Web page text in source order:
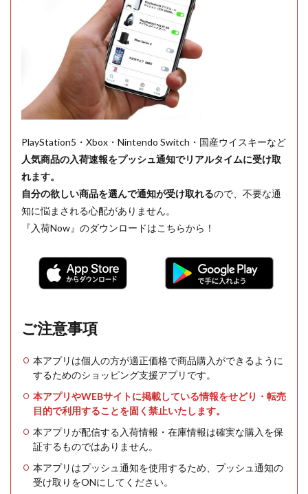
PlayStation5・Xbox・Nintendo Switch・国産ウイスキーなど
人気商品の入荷速報をプッシュ通知でリアルタイムに受け取
れます。
自分の欲しい商品を選んで通知が受け取れるので、不要な通
知に悩まされる心配がありません。
『入荷Now』のダウンロードはこちらから！
ご注意事項
本アプリは個人の方が適正価格で商品購入ができるように
するためのショッピング支援アプリです。
本アプリやWEBサイトに掲載している情報をせどり・転売
目的で利用することを固く禁止いたします。
本アプリが配信する入荷情報・在庫情報は確実な購入を保
証するものではありません。
本アプリはプッシュ通知を使用するため、プッシュ通知の
受け取りをONにしてください。